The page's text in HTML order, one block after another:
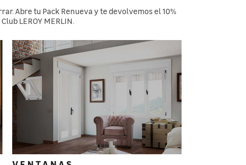
Abre tu Pack Renueva y te devolvemos el 10%
LEROY MERLIN.